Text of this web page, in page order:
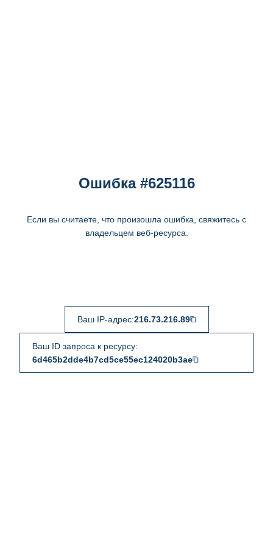
Ошибка #625116
Если вы считаете, что произошла ошибка, свяжитесь с
владельцем веб-ресурса.
Ваш IP-адрес:216.73.216.89
Ваш ID запроса к ресурсу:
6d465b2dde4b7cd5ce55ec124020b3ae